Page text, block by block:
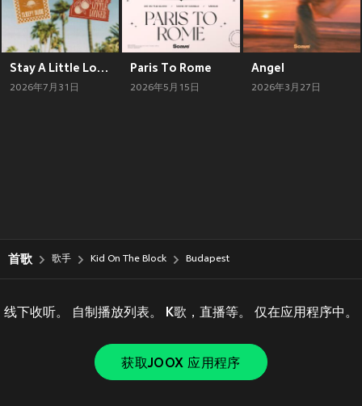
Stay A Little Longer
2026年7月31日
Paris To Rome
2026年5月15日
Angel
2026年3月27日
首歌 歌手 Kid On The Block Budapest
线下收听。 自制播放列表。 K歌，直播等。 仅在应用程序中。
获取JOOX 应用程序